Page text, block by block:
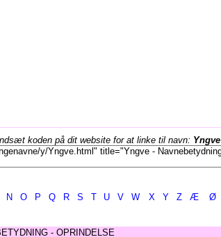
koden på dit website for at linke til navn: Yngve
N O P Q R S T U V W X Y Z Æ Ø
- OPRINDELSE